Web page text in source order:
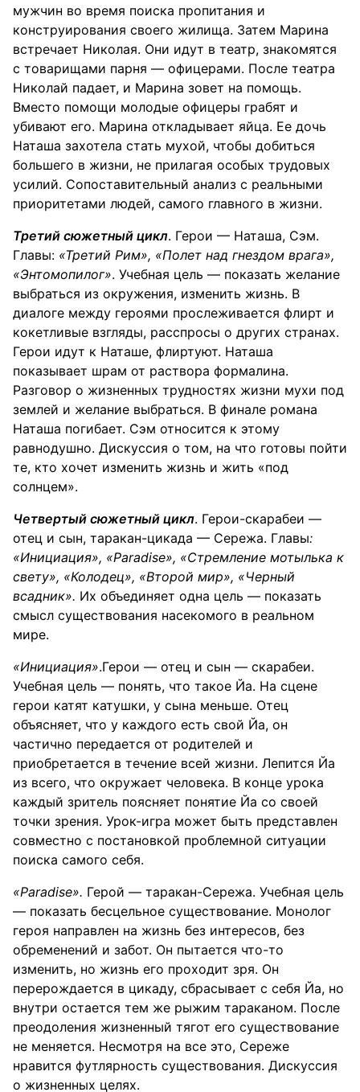
мужчин во время поиска пропитания и
конструирования своего жилища. Затем Марина
встречает Николая. Они идут в театр, знакомятся
с товарищами парня — офицерами. После театра
Николай падает, и Марина зовет на помощь.
Вместо помощи молодые офицеры грабят и
убивают его. Марина откладывает яйца. Ее дочь
Наташа захотела стать мухой, чтобы добиться
большего в жизни, не прилагая особых трудовых
усилий. Сопоставительный анализ с реальными
приоритетами людей, самого главного в жизни.
Третий сюжетный цикл. Герои — Наташа, Сэм.
Главы: «Третий Рим», «Полет над гнездом врага»,
«Энтомопилог». Учебная цель — показать желание
выбраться из окружения, изменить жизнь. В
диалоге между героями прослеживается флирт и
кокетливые взгляды, расспросы о других странах.
Герои идут к Наташе, флиртуют. Наташа
показывает шрам от раствора формалина.
Разговор о жизненных трудностях жизни мухи под
землей и желание выбраться. В финале романа
Наташа погибает. Сэм относится к этому
равнодушно. Дискуссия о том, на что готовы пойти
те, кто хочет изменить жизнь и жить «под
солнцем».
Четвертый сюжетный цикл. Герои-скарабеи —
отец и сын, таракан-цикада — Сережа. Главы:
«Инициация», «Paradise», «Стремление мотылька к
свету», «Колодец», «Второй мир», «Черный
всадник». Их объединяет одна цель — показать
смысл существования насекомого в реальном
мире.
«Инициация».Герои — отец и сын — скарабеи.
Учебная цель — понять, что такое Йа. На сцене
герои катят катушки, у сына меньше. Отец
объясняет, что у каждого есть свой Йа, он
частично передается от родителей и
приобретается в течение всей жизни. Лепится Йа
из всего, что окружает человека. В конце урока
каждый зритель поясняет понятие Йа со своей
точки зрения. Урок-игра может быть представлен
совместно с постановкой проблемной ситуации
поиска самого себя.
«Paradise». Герой — таракан-Сережа. Учебная цель
— показать бесцельное существование. Монолог
героя направлен на жизнь без интересов, без
обременений и забот. Он пытается что-то
изменить, но жизнь его проходит зря. Он
перерождается в цикаду, сбрасывает с себя Йа, но
внутри остается тем же рыжим тараканом. После
преодоления жизненный тягот его существование
не меняется. Несмотря на все это, Сереже
нравится футлярность существования. Дискуссия
о жизненных целях.